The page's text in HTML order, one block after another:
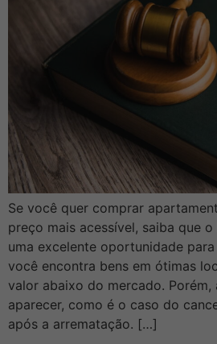
Se você quer comprar
preço mais acessível, saiba que
uma excelente oportunidade
você encontra bens em ótimas
valor abaixo do mercado. Porém,
aparecer, como é o caso do
após a arrematação. […]